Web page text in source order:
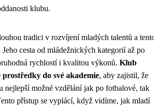
klubu.
tradici v rozvíjení mladých talentů a
cesta od mládežnických kategorií až po
rychlostí i kvalitou výkonů. Klub
do své akademie, aby zajistil, že
nejlepší možné vzdělání jak po fotbalové, tak
přístup se vyplácí, když vidíme, jak mladí